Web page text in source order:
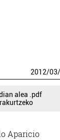
2012/03/
alea .pdf
Aparicio